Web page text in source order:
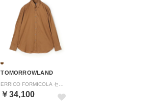
TOMORROWLAND
￥34,100